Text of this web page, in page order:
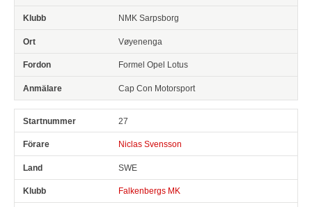
NMK Sarpsborg
Vøyenenga
Formel Opel Lotus
Cap Con Motorsport
27
Niclas Svensson
SWE
Falkenbergs MK